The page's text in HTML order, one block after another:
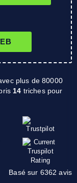
plus de 80000
14 triches pour
Basé sur 6362 avis